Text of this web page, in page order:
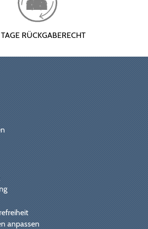
RÜCKGABERECHT
anpassen